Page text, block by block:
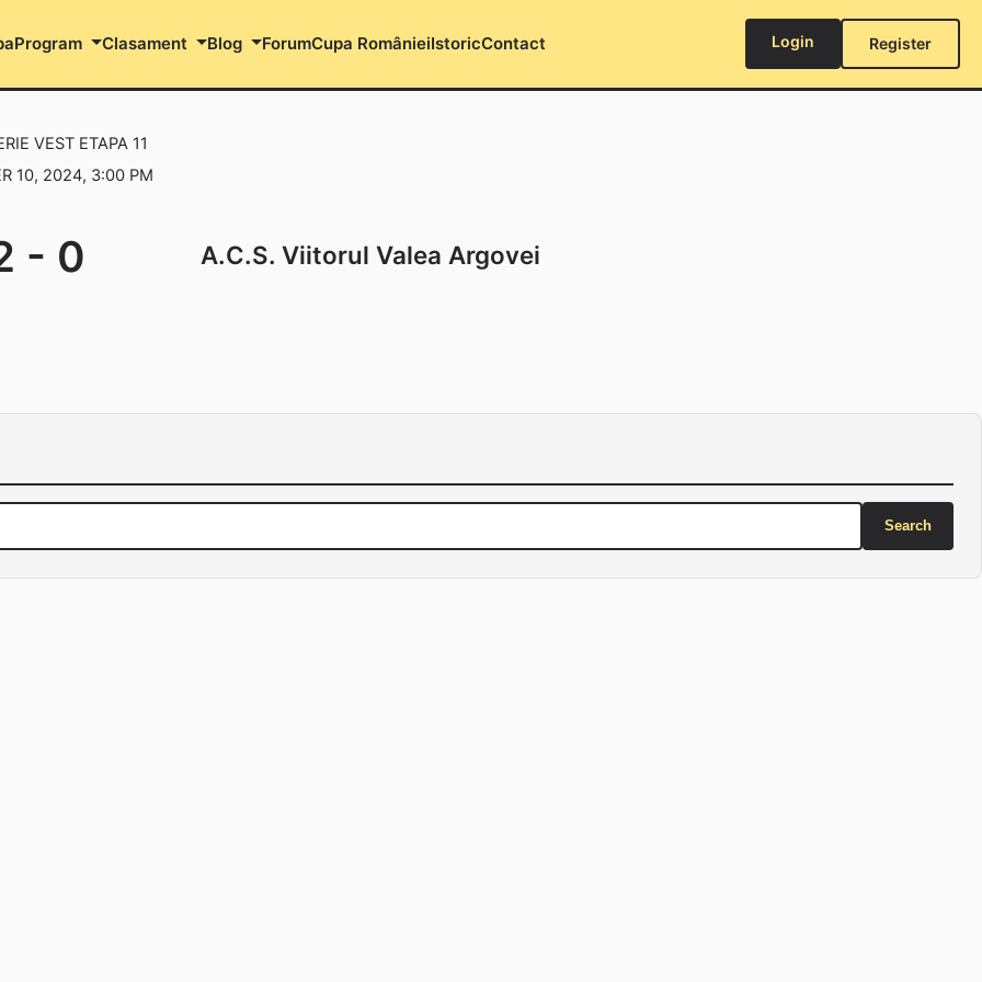
Program Clasament Blog ForumCupa RomânieiIstoricContact Login Register
VEST ETAPA 11
10, 2024, 3:00 PM
- 0 A.C.S. Viitorul Valea Argovei